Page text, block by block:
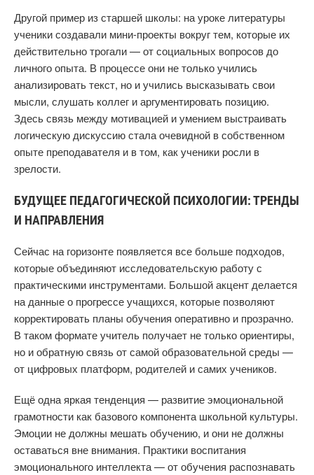
Другой пример из старшей школы: на уроке литературы
ученики создавали мини-проекты вокруг тем, которые их
действительно трогали — от социальных вопросов до
личного опыта. В процессе они не только учились
анализировать текст, но и учились высказывать свои
мысли, слушать коллег и аргументировать позицию.
Здесь связь между мотивацией и умением выстраивать
логическую дискуссию стала очевидной в собственном
опыте преподавателя и в том, как ученики росли в
зрелости.
БУДУЩЕЕ ПЕДАГОГИЧЕСКОЙ ПСИХОЛОГИИ: ТРЕНДЫ
И НАПРАВЛЕНИЯ
Сейчас на горизонте появляется все больше подходов,
которые объединяют исследовательскую работу с
практическими инструментами. Большой акцент делается
на данные о прогрессе учащихся, которые позволяют
корректировать планы обучения оперативно и прозрачно.
В таком формате учитель получает не только ориентиры,
но и обратную связь от самой образовательной среды —
от цифровых платформ, родителей и самих учеников.
Ещё одна яркая тенденция — развитие эмоциональной
грамотности как базового компонента школьной культуры.
Эмоции не должны мешать обучению, и они не должны
оставаться вне внимания. Практики воспитания
эмоционального интеллекта — от обучения распознавать